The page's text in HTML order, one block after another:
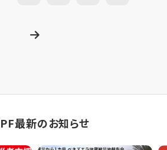
最新のお知らせ